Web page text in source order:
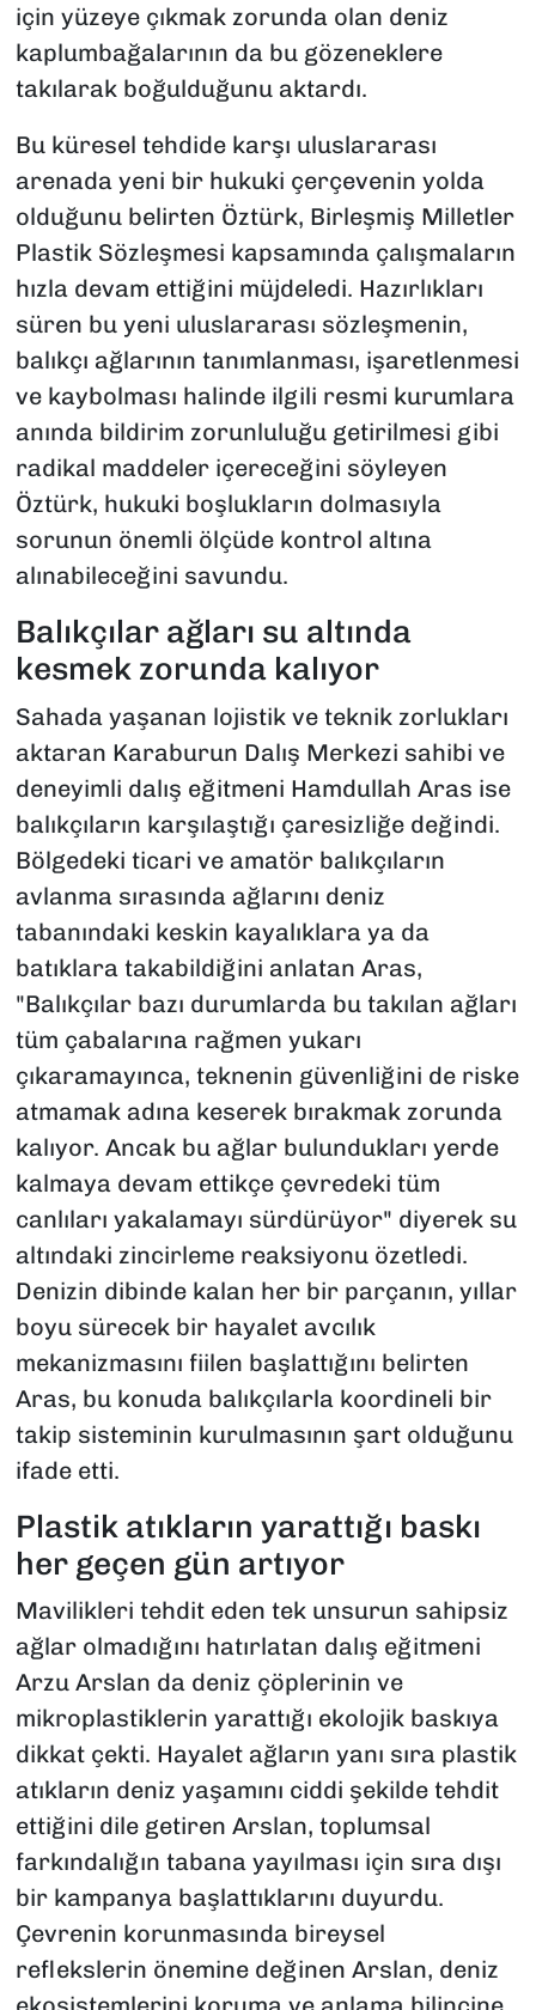
için yüzeye çıkmak zorunda olan deniz
kaplumbağalarının da bu gözeneklere
takılarak boğulduğunu aktardı.
Bu küresel tehdide karşı uluslararası
arenada yeni bir hukuki çerçevenin yolda
olduğunu belirten Öztürk, Birleşmiş Milletler
Plastik Sözleşmesi kapsamında çalışmaların
hızla devam ettiğini müjdeledi. Hazırlıkları
süren bu yeni uluslararası sözleşmenin,
balıkçı ağlarının tanımlanması, işaretlenmesi
ve kaybolması halinde ilgili resmi kurumlara
anında bildirim zorunluluğu getirilmesi gibi
radikal maddeler içereceğini söyleyen
Öztürk, hukuki boşlukların dolmasıyla
sorunun önemli ölçüde kontrol altına
alınabileceğini savundu.
Balıkçılar ağları su altında
kesmek zorunda kalıyor
Sahada yaşanan lojistik ve teknik zorlukları
aktaran Karaburun Dalış Merkezi sahibi ve
deneyimli dalış eğitmeni Hamdullah Aras ise
balıkçıların karşılaştığı çaresizliğe değindi.
Bölgedeki ticari ve amatör balıkçıların
avlanma sırasında ağlarını deniz
tabanındaki keskin kayalıklara ya da
batıklara takabildiğini anlatan Aras,
"Balıkçılar bazı durumlarda bu takılan ağları
tüm çabalarına rağmen yukarı
çıkaramayınca, teknenin güvenliğini de riske
atmamak adına keserek bırakmak zorunda
kalıyor. Ancak bu ağlar bulundukları yerde
kalmaya devam ettikçe çevredeki tüm
canlıları yakalamayı sürdürüyor" diyerek su
altındaki zincirleme reaksiyonu özetledi.
Denizin dibinde kalan her bir parçanın, yıllar
boyu sürecek bir hayalet avcılık
mekanizmasını fiilen başlattığını belirten
Aras, bu konuda balıkçılarla koordineli bir
takip sisteminin kurulmasının şart olduğunu
ifade etti.
Plastik atıkların yarattığı baskı
her geçen gün artıyor
Mavilikleri tehdit eden tek unsurun sahipsiz
ağlar olmadığını hatırlatan dalış eğitmeni
Arzu Arslan da deniz çöplerinin ve
mikroplastiklerin yarattığı ekolojik baskıya
dikkat çekti. Hayalet ağların yanı sıra plastik
atıkların deniz yaşamını ciddi şekilde tehdit
ettiğini dile getiren Arslan, toplumsal
farkındalığın tabana yayılması için sıra dışı
bir kampanya başlattıklarını duyurdu.
Çevrenin korunmasında bireysel
reflekslerin önemine değinen Arslan, deniz